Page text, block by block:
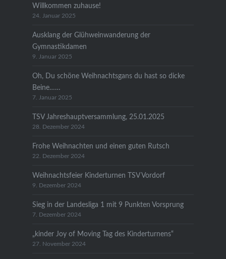
Willkommen zuhause!
24. Januar 2025
Ausklang der Glühweinwanderung der
Gymnastikdamen
9. Januar 2025
Oh, Du schöne Weihnachtsgans du hast so dicke
Beine……
7. Januar 2025
TSV Jahreshauptversammlung, 25.01.2025
28. Dezember 2024
Frohe Weihnachten und einen guten Rutsch
22. Dezember 2024
Weihnachtsfeier Kinderturnen TSV Vordorf
9. Dezember 2024
Sieg in der Landesliga 1 mit 9 Punkten Vorsprung
7. Dezember 2024
„kinder Joy of Moving Tag des Kinderturnens“
27. November 2024